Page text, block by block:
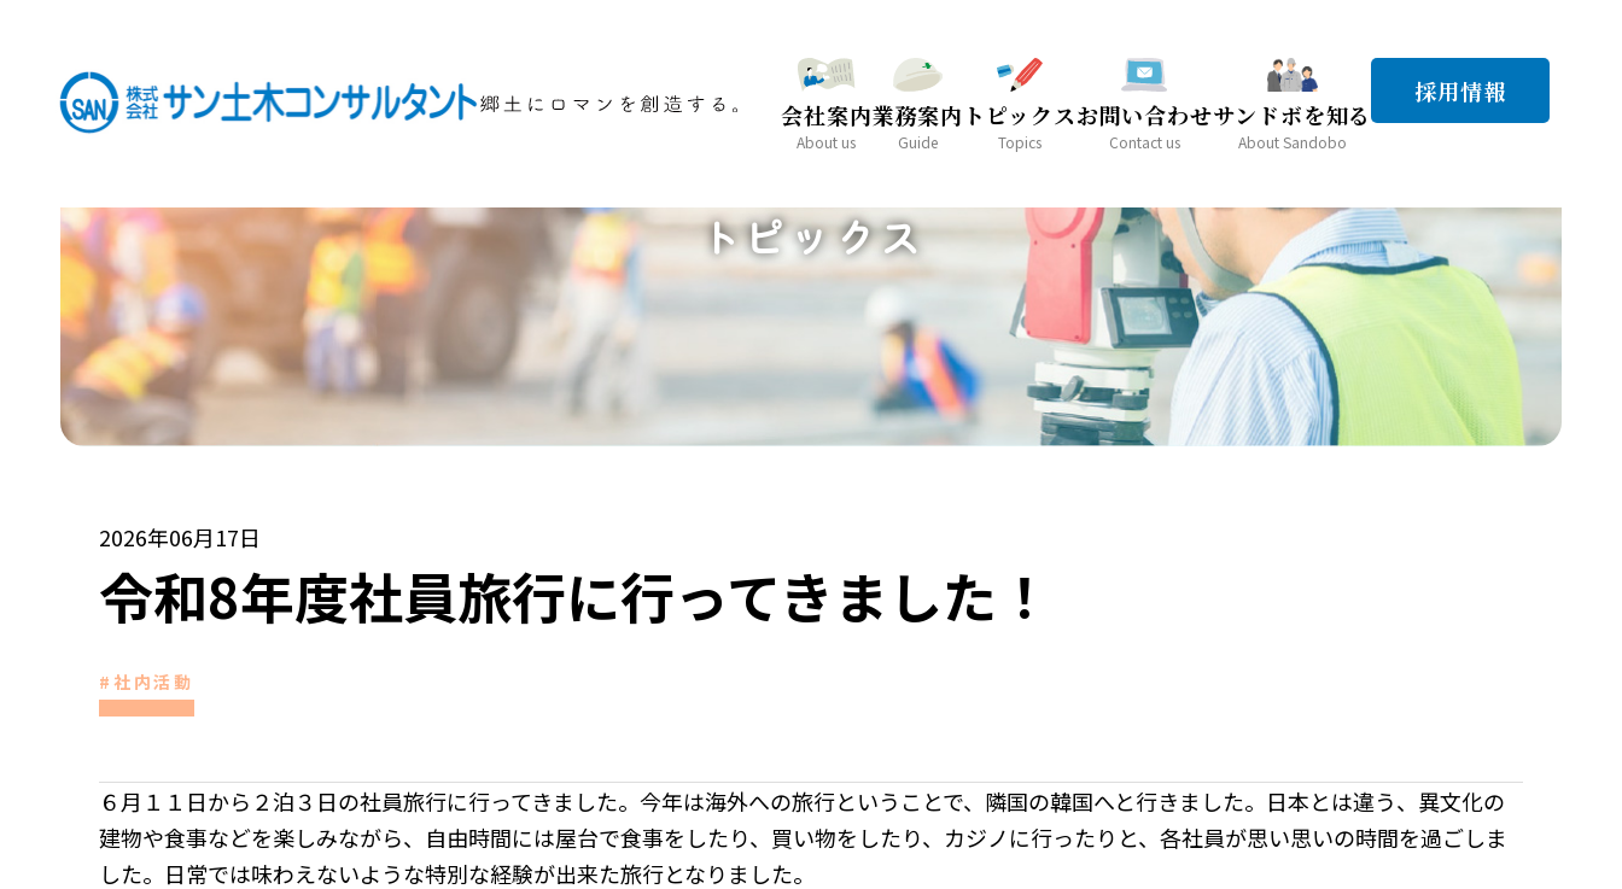
会社案内
About us
業務案内
Guide
トピックス
Topics
お問い合わせ
Contact us
サンドボを知る
About Sandobo
採用情報
トピックス
2026年06月17日
令和8年度社員旅行に行ってきました！
#社内活動
６月１１日から２泊３日の社員旅行に行ってきました。今年は海外への旅行ということで、隣国の韓国へと行きました。日本とは違う、異文化の
建物や食事などを楽しみながら、自由時間には屋台で食事をしたり、買い物をしたり、カジノに行ったりと、各社員が思い思いの時間を過ごしま
した。日常では味わえないような特別な経験が出来た旅行となりました。